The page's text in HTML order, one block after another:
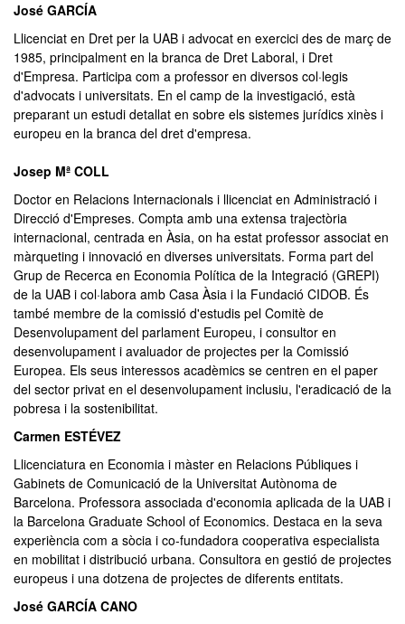
José GARCÍA
Llicenciat en Dret per la UAB i advocat en exercici des de març de
1985, principalment en la branca de Dret Laboral, i Dret
d'Empresa. Participa com a professor en diversos col·legis
d'advocats i universitats. En el camp de la investigació, està
preparant un estudi detallat en sobre els sistemes jurídics xinès i
europeu en la branca del dret d'empresa.
Josep Mª COLL
Doctor en Relacions Internacionals i llicenciat en Administració i
Direcció d'Empreses. Compta amb una extensa trajectòria
internacional, centrada en Àsia, on ha estat professor associat en
màrqueting i innovació en diverses universitats. Forma part del
Grup de Recerca en Economia Política de la Integració (GREPI)
de la UAB i col·labora amb Casa Àsia i la Fundació CIDOB. És
també membre de la comissió d'estudis pel Comitè de
Desenvolupament del parlament Europeu, i consultor en
desenvolupament i avaluador de projectes per la Comissió
Europea. Els seus interessos acadèmics se centren en el paper
del sector privat en el desenvolupament inclusiu, l'eradicació de la
pobresa i la sostenibilitat.
Carmen ESTÉVEZ
Llicenciatura en Economia i màster en Relacions Públiques i
Gabinets de Comunicació de la Universitat Autònoma de
Barcelona. Professora associada d'economia aplicada de la UAB i
la Barcelona Graduate School of Economics. Destaca en la seva
experiència com a sòcia i co-fundadora cooperativa especialista
en mobilitat i distribució urbana. Consultora en gestió de projectes
europeus i una dotzena de projectes de diferents entitats.
José GARCÍA CANO